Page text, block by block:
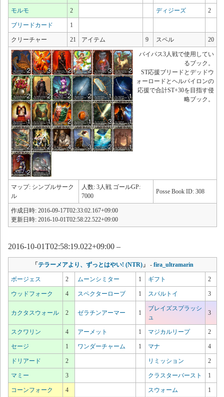
モルモ 2 ディジーズ 2
ブリードカード 1
クリーチャー 21 アイテム 9 スペル 20
バイパス3人戦で使用してい
るブック。
ST応援ブリードとデッドウ
ォーロードとヘルパイロンの
応援で合計ST+30を目指す侵
略ブック。
マップ: シンプルサーク
ル
人数: 3人戦 ゴールGP:
7000
Posse Book ID: 308
作成日時: 2016-09-17T02:33:02.167+09:00
更新日時: 2016-10-01T02:58:22.522+09:00
2016-10-01T02:58:19.022+09:00 –
「テラーメアより、ずっとはやい! (NTR)」 - fira_ultramarin
ボージェス 2 ムーンシミター 1 ギフト 2
ウッドフォーク 4 スペクターローブ 1 スパルトイ 3
カクタスウォール 2 ゼラチンアーマー 1
ブレイズスプラッシ
ュ
3
スクワリン 4 アーメット 1 マジカルリープ 2
セージ 1 ワンダーチャーム 1 マナ 4
ドリアード 2 リミッション 2
マミー 3 クラスターバースト 1
コーンフォーク 4 スウォーム 1